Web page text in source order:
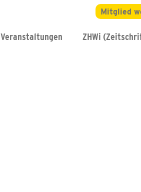
Mitglied
Veranstaltungen ZHWi